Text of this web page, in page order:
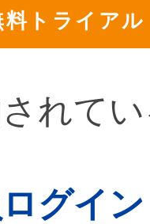
料トライアル
れて
グイン